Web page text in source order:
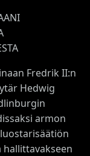
Fredrik II:n
Hedwig
armon
hallittavakseen